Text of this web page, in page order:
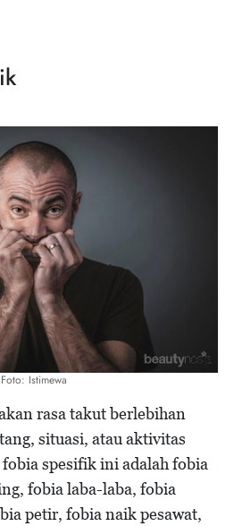
Foto: Istimewa
rasa takut berlebihan
situasi, atau aktivitas
spesifik ini adalah fobia
fobia laba-laba, fobia
petir, fobia naik pesawat,